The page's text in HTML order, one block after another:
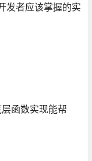
发者应该掌握的实
函数实现能帮